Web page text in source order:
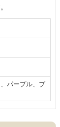
パープル、ブ